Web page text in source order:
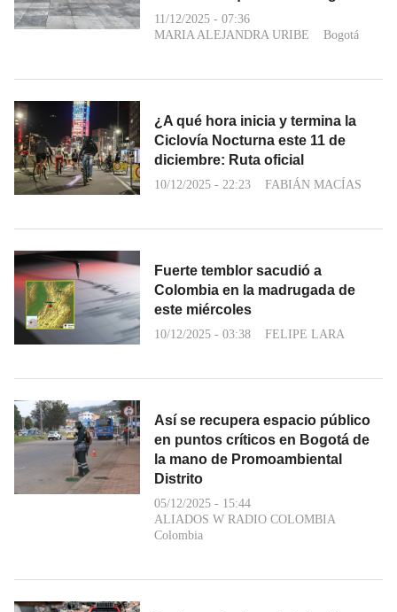
11/12/2025 - 07:36
MARIA ALEJANDRA URIBE
Bogotá
¿A qué hora inicia y termina la
Ciclovía Nocturna este 11 de
diciembre: Ruta oficial
10/12/2025 - 22:23 FABIÁN MACÍAS
Fuerte temblor sacudió a
Colombia en la madrugada de
este miércoles
10/12/2025 - 03:38 FELIPE LARA
Así se recupera espacio público
en puntos críticos en Bogotá de
la mano de Promoambiental
Distrito
05/12/2025 - 15:44
ALIADOS W RADIO COLOMBIA
Colombia